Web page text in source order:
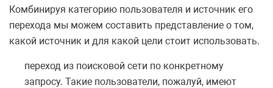
Комбинируя категорию пользователя и источник его
перехода мы можем составить представление о том,
какой источник и для какой цели стоит использовать.
переход из поисковой сети по конкретному
запросу. Такие пользователи, пожалуй, имеют